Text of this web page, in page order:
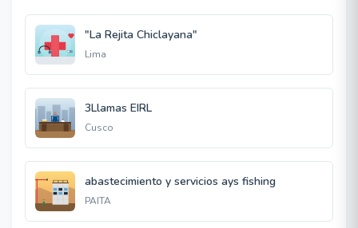
"La Rejita Chiclayana"
Lima
3Llamas EIRL
Cusco
abastecimiento y servicios ays fishing
PAITA